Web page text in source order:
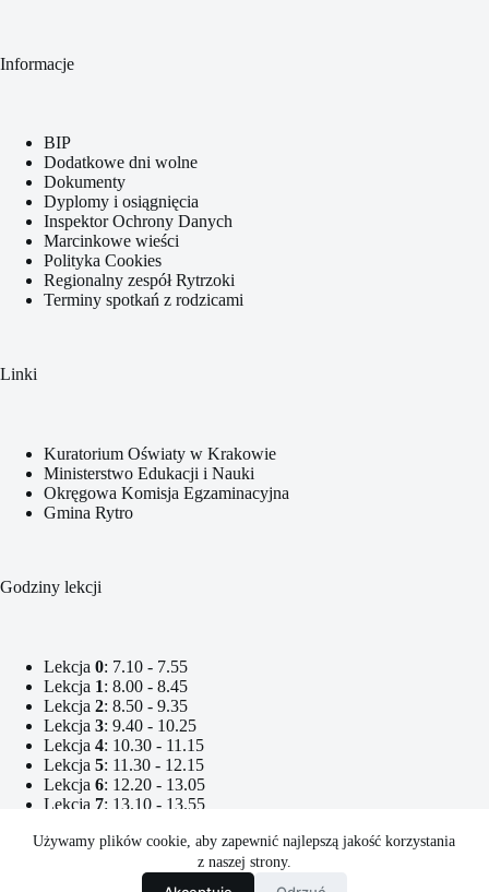
Używamy plików cookie, aby zapewnić najlepszą jakość korzystania
z naszej strony.
Informacje
BIP
Dodatkowe dni wolne
Dokumenty
Dyplomy i osiągnięcia
Inspektor Ochrony Danych
Marcinkowe wieści
Polityka Cookies
Regionalny zespół Rytrzoki
Terminy spotkań z rodzicami
Linki
Kuratorium Oświaty w Krakowie
Ministerstwo Edukacji i Nauki
Okręgowa Komisja Egzaminacyjna
Gmina Rytro
Godziny lekcji
Lekcja 0: 7.10 - 7.55
Lekcja 1: 8.00 - 8.45
Lekcja 2: 8.50 - 9.35
Lekcja 3: 9.40 - 10.25
Lekcja 4: 10.30 - 11.15
Lekcja 5: 11.30 - 12.15
Lekcja 6: 12.20 - 13.05
Lekcja 7: 13.10 - 13.55
Lekcja 9: 15.00 - 15.45
: 15.50 - 16.35
: 16.40 - 17.25